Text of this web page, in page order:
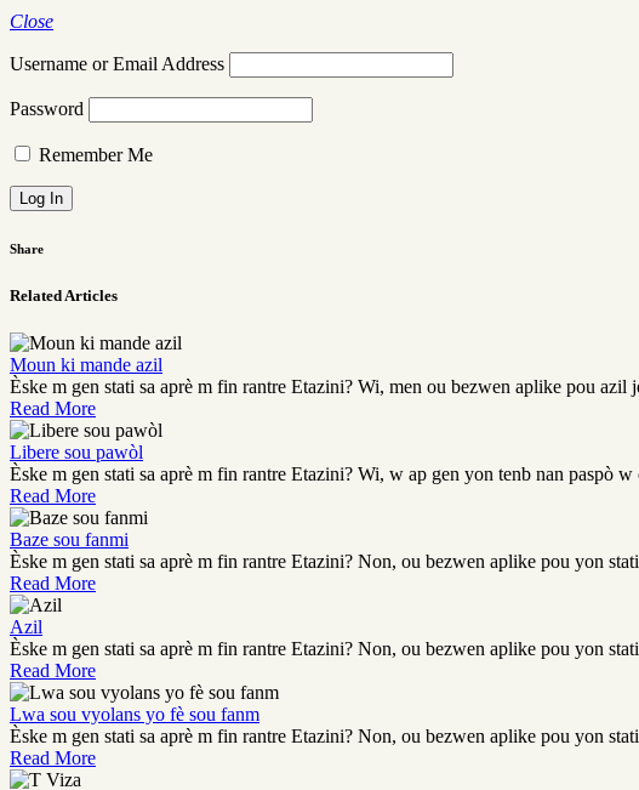
Close
Username or Email Address
Password
Remember Me
Share
Related Articles
Moun ki mande azil
Èske m gen stati sa aprè m fin rantre Etazini? Wi, men ou bezwen aplike pou azil
Read More
Libere sou pawòl
Èske m gen stati sa aprè m fin rantre Etazini? Wi, w ap gen yon tenb nan paspò w
Read More
Baze sou fanmi
Èske m gen stati sa aprè m fin rantre Etazini? Non, ou bezwen aplike pou yon
Read More
Azil
Èske m gen stati sa aprè m fin rantre Etazini? Non, ou bezwen aplike pou yon
Read More
Lwa sou vyolans yo fè sou fanm
Èske m gen stati sa aprè m fin rantre Etazini? Non, ou bezwen aplike pou yon
Read More